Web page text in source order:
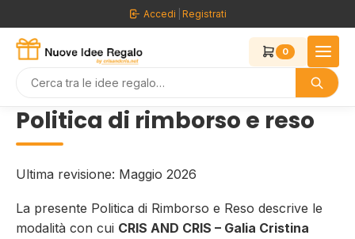
al
contenuto
Accedi Registrati
0
Politica di rimborso e reso
Ultima revisione: Maggio 2026
La presente Politica di Rimborso e Reso descrive le
modalità con cui CRIS AND CRIS – Galia Cristina